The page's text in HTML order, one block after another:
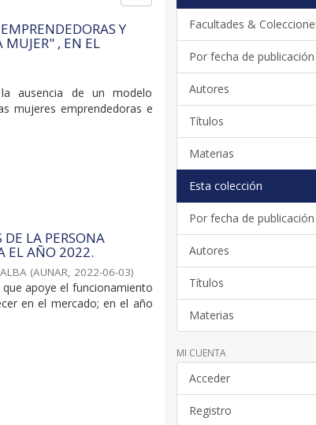
Y
MUJER" , EN EL
ausencia de un modelo
mujeres emprendedoras e
LA PERSONA
EL AÑO 2022.
(AUNAR, 2022-06-03)
apoye el funcionamiento
en el mercado; en el año
Facultades &
Por fecha de publicación
Autores
Títulos
Materias
Esta colección
Por fecha de publicación
Autores
Títulos
Materias
MI CUENTA
Acceder
Registro